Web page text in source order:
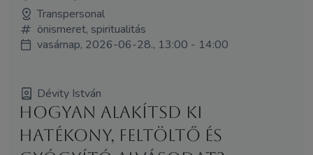
Transpersonal
önismeret, spiritualitás
vasárnap, 2026-06-28., 13:00 - 14:00
Dévity István
Hogyan alakítsd ki
hatékony, feltöltő és